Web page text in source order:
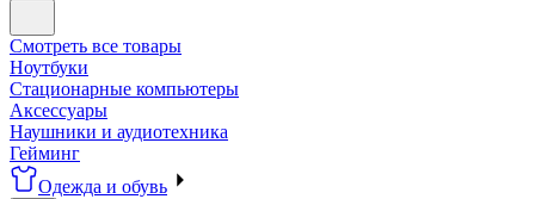
Смотреть все товары
Ноутбуки
Стационарные компьютеры
Аксессуары
Наушники и аудиотехника
Гейминг
Одежда и обувь